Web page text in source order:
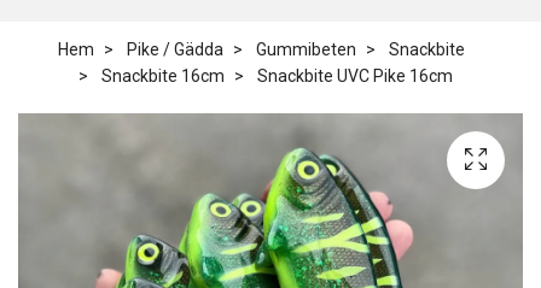
Hem Pike / Gädda Gummibeten
Snackbite
Snackbite 16cm
Snackbite UVC Pike 16cm